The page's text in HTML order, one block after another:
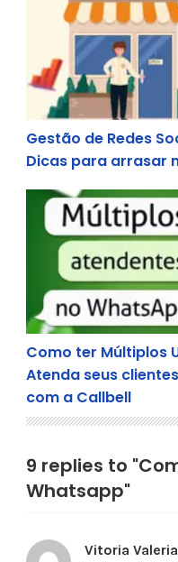
Gestão de Redes
Dicas para arrasar
Como ter
Como ter Múltiplos
Atenda seus
com a Callbell
9 replies to
Whatsapp"
Vitoria Valeria